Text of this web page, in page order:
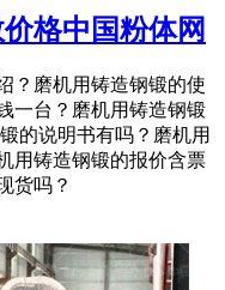
格中国粉体网
？磨机用铸造钢锻的使
一台？磨机用铸造钢锻
的说明书有吗？磨机用
用铸造钢锻的报价含票
货吗？